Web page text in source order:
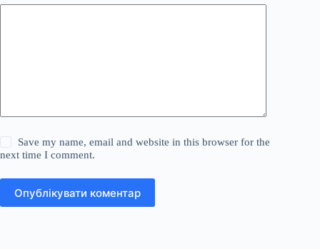
Save my name, email and website in this browser for the
next time I comment.
Опублікувати коментар